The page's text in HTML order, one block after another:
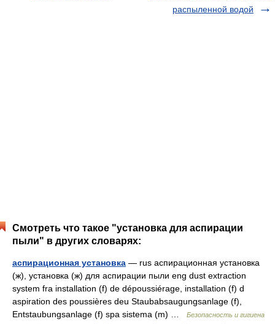
распыленной водой
Смотреть что такое "установка для аспирации
пыли" в других словарях:
аспирационная установка — rus аспирационная установка
(ж), установка (ж) для аспирации пыли eng dust extraction
system fra installation (f) de dépoussiérage, installation (f) d
aspiration des poussières deu Staubabsaugungsanlage (f),
Entstaubungsanlage (f) spa sistema (m) …
Безопасность и гигиена